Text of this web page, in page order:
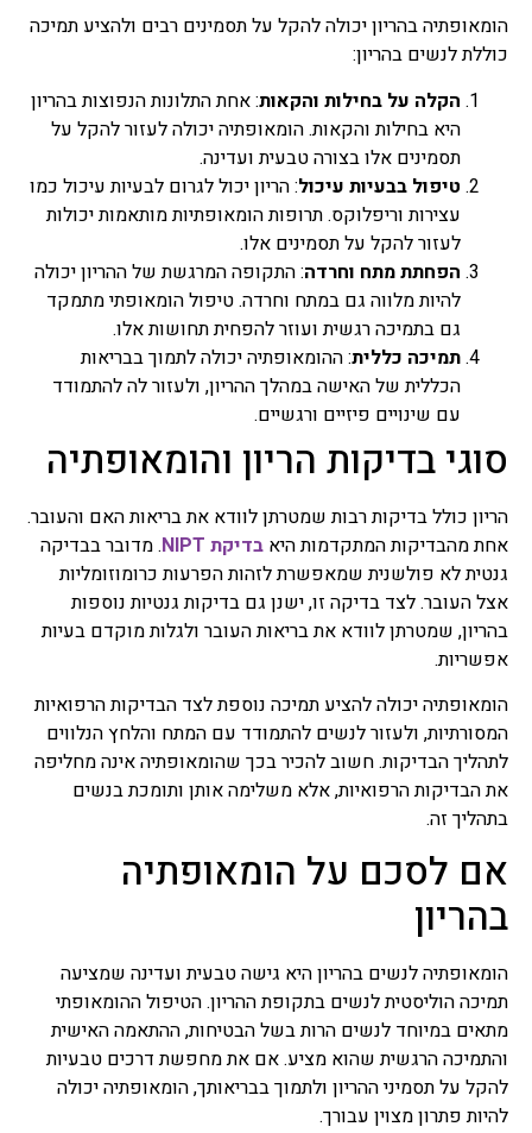
הומאופתיה בהריון יכולה להקל על תסמינים רבים ולהציע תמיכה
כוללת לנשים בהריון:
הקלה על בחילות והקאות: אחת התלונות הנפוצות בהריון
היא בחילות והקאות. הומאופתיה יכולה לעזור להקל על
תסמינים אלו בצורה טבעית ועדינה.
טיפול בבעיות עיכול: הריון יכול לגרום לבעיות עיכול כמו
עצירות וריפלוקס. תרופות הומאופתיות מותאמות יכולות
לעזור להקל על תסמינים אלו.
הפחתת מתח וחרדה: התקופה המרגשת של ההריון יכולה
להיות מלווה גם במתח וחרדה. טיפול הומאופתי מתמקד
גם בתמיכה רגשית ועוזר להפחית תחושות אלו.
תמיכה כללית: ההומאופתיה יכולה לתמוך בבריאות
הכללית של האישה במהלך ההריון, ולעזור לה להתמודד
עם שינויים פיזיים ורגשיים.
סוגי בדיקות הריון והומאופתיה
הריון כולל בדיקות רבות שמטרתן לוודא את בריאות האם והעובר.
אחת מהבדיקות המתקדמות היא בדיקת NIPT
. מדובר בבדיקה
גנטית לא פולשנית שמאפשרת לזהות הפרעות כרומוזומליות
אצל העובר. לצד בדיקה זו, ישנן גם בדיקות גנטיות נוספות
בהריון, שמטרתן לוודא את בריאות העובר ולגלות מוקדם בעיות
אפשריות.
הומאופתיה יכולה להציע תמיכה נוספת לצד הבדיקות הרפואיות
המסורתיות, ולעזור לנשים להתמודד עם המתח והלחץ הנלווים
לתהליך הבדיקות. חשוב להכיר בכך שהומאופתיה אינה מחליפה
את הבדיקות הרפואיות, אלא משלימה אותן ותומכת בנשים
בתהליך זה.
אם לסכם על הומאופתיה
בהריון
הומאופתיה לנשים בהריון היא גישה טבעית ועדינה שמציעה
תמיכה הוליסטית לנשים בתקופת ההריון. הטיפול ההומאופתי
מתאים במיוחד לנשים הרות בשל הבטיחות, ההתאמה האישית
והתמיכה הרגשית שהוא מציע. אם את מחפשת דרכים טבעיות
להקל על תסמיני ההריון ולתמוך בבריאותך, הומאופתיה יכולה
להיות פתרון מצוין עבורך.